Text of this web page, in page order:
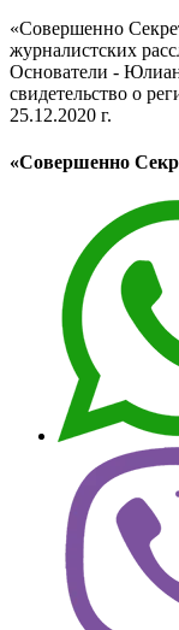
«Совершенно
журналистских
Основатели -
свидетельство о
25.12.2020 г.
«Совершенно